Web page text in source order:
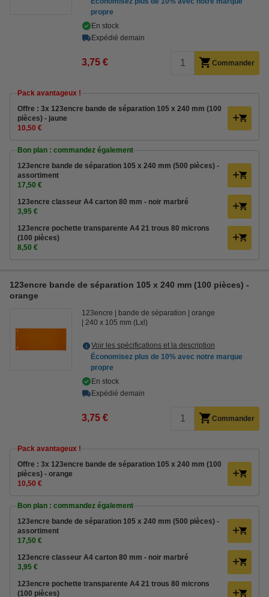
propre
En stock
Expédié demain
3,75 € Commander
Pack avantageux !
Offre : 3x 123encre bande de séparation 105 x 240 mm (100
pièces) - jaune
10,50 €
Bon plan : commandez également
123encre bande de séparation 105 x 240 mm (500 pièces) -
assortiment
17,50 €
123encre classeur A4 carton 80 mm - noir marbré
3,95 €
123encre pochette transparente A4 21 trous 80 microns
(100 pièces)
8,50 €
123encre bande de séparation 105 x 240 mm (100 pièces) -
orange
123encre bande de séparation
orange
240 x 105 mm (Lxl)
Voir les spécifications et la description
Économisez plus de 10% avec notre marque
propre
En stock
Expédié demain
3,75 € Commander
Pack avantageux !
Offre : 3x 123encre bande de séparation 105 x 240 mm (100
pièces) - orange
10,50 €
Bon plan : commandez également
123encre bande de séparation 105 x 240 mm (500 pièces) -
assortiment
17,50 €
123encre classeur A4 carton 80 mm - noir marbré
3,95 €
123encre pochette transparente A4 21 trous 80 microns
(100 pièces)